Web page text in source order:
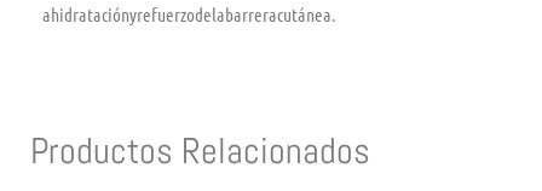
ahidrataciónyrefuerzodelabarreracutánea.
Productos Relacionados